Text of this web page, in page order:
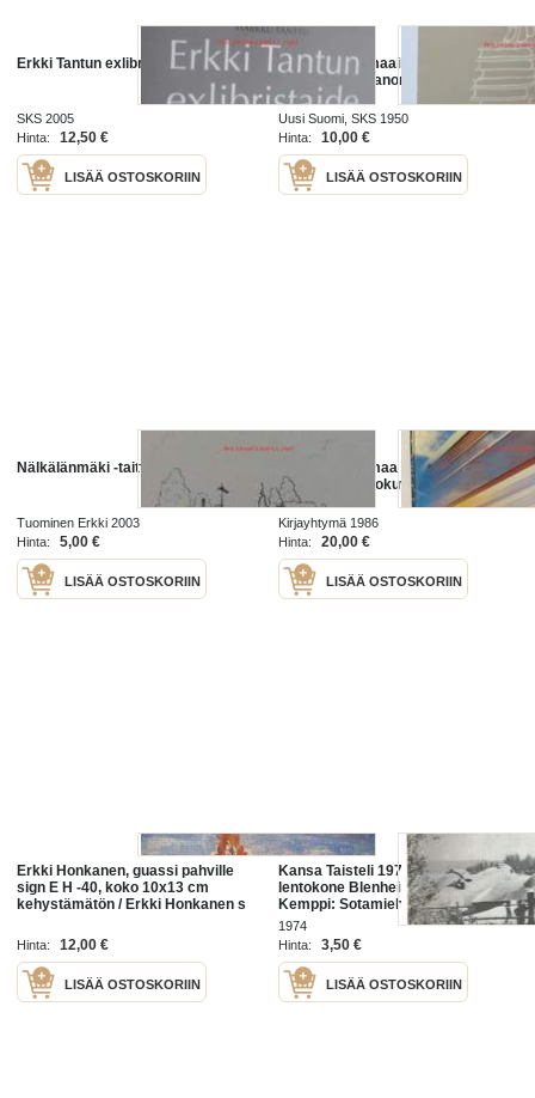
Erkki Tantun exlibristaide
SKS 2005
Hinta:
12,50 €
LISÄÄ OSTOSKORIIN
Painatuksen maailma- Terveiset
kirjapaino-ja sanomalehtityömaalta
Uusi Suomi, SKS 1950
Hinta:
10,00 €
LISÄÄ OSTOSKORIIN
Nälkälänmäki -taittokortti
Tuominen Erkki 2003
Hinta:
5,00 €
LISÄÄ OSTOSKORIIN
Vauhtia ja voimaa Valtionrautatiet
1862-1987-valokuvateos
Kirjayhtymä 1986
Hinta:
20,00 €
LISÄÄ OSTOSKORIIN
Erkki Honkanen, guassi pahville
sign E H -40, koko 10x13 cm
kehystämätön / Erkki Honkanen s
Hinta: 12,00 €
LISÄÄ OSTOSKORIIN
Kansa Taisteli 1974 nr 5 (kannessa
lentokone Blenheim), Erkki
Kemppi: Sotamiehen sotaa (JR 1)
selkeät kuvat Juustilan sulku sekä
Tammisuon asema, Erkki Innola:
1974
Hinta:
3,50 €
LISÄÄ OSTOSKORIIN